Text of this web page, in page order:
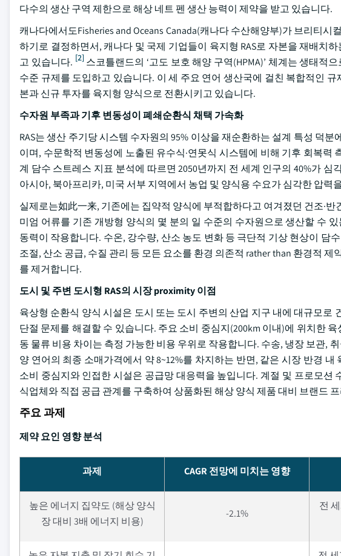
다수의 생산 구역 제한으로 해상 네트 펜 생산 능력이 제약을 받고 있습니다.
캐나다에서도Fisheries and Oceans Canada(캐나다 수산해양부)가 브리티
하기로 결정하면서, 캐나다 및 국제 기업들이 육지형 RAS로 자본을 재배치
고 있습니다. [2]스코틀랜드의 ‘고도 보호 해양 구역(HPMA)’ 체계는 생태적
수준 규제를 도입하고 있습니다. 이 세 주요 연어 생산국에 걸친 복합적인
본과 신규 투자를 육지형 양식으로 전환시키고 있습니다.
수자원 부족과 기후 변동성이 폐쇄순환식 채택 가속화
RAS는 생산 주기당 시스템 수자원의 95% 이상을 재순환하는 설계 특성 덕
이며, 수문학적 변동성에 노출된 유수식·연못식 시스템에 비해 기후 회복력
계 담수 스트레스 지표 분석에 따르면 2050년까지 전 세계 인구의 40%가
아시아, 북아프리카, 미국 서부 지역에서 농업 및 양식용 수요가 심각한 압력
실제로는如此一来, 기존에는 집약적 양식에 부적합하다고 여겨졌던 건조·
미엄 어류를 기존 개방형 양식의 몇 분의 일 수준의 수자원으로 생산할 수
동력이 작용합니다. 수온, 강수량, 산소 농도 변화 등 극단적 기상 현상이 담
조절, 산소 공급, 수질 관리 등 모든 요소를 환경 의존적 rather than 환경적
를 제거합니다.
도시 및 주변 도시형 RAS의 시장 proximity 이점
육상형 순환식 양식 시설은 도시 또는 도시 주변의 산업 지구 내에 대규모로
단절 문제를 해결할 수 있습니다. 주요 소비 중심지(200km 이내)에 위치한
동 물류 비용 차이는 측정 가능한 비용 우위로 작용합니다. 수송, 냉장 보관,
양 연어의 최종 소매가격에서 약 8~12%를 차지하는 반면, 같은 시장 반경
소비 중심지와 인접한 시설은 공급망 대응력을 높입니다. 계절 및 프로모션
식업체와 직접 공급 관계를 구축하여 상품화된 해상 양식 제품 대비 브랜드
주요 과제
제약 요인 영향 분석
과제 CAGR 전망에 미치는 영향
높은 에너지 집약도 (해상 양식
장 대비 3배 에너지 비용)
-2.1%
전